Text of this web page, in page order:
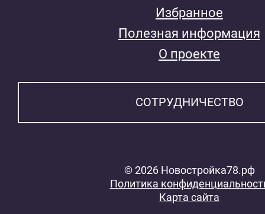
Избранное
Полезная информация
О проекте
СОТРУДНИЧЕСТВО
© 2026 Новостройка78.рф
Политика
Карта сайта